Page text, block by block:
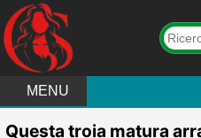
MENU
Questa troia matura